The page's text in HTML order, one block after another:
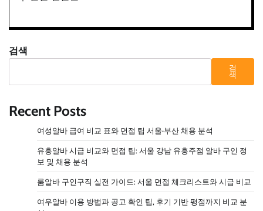
검색
검
색
Recent Posts
여성알바 급여 비교 표와 면접 팁 서울·부산 채용 분석
유흥알바 시급 비교와 면접 팁: 서울 강남 유흥주점 알바 구인 정
보 및 채용 분석
룸알바 구인구직 실전 가이드: 서울 면접 체크리스트와 시급 비교
여우알바 이용 방법과 공고 확인 팁, 후기 기반 평점까지 비교 분